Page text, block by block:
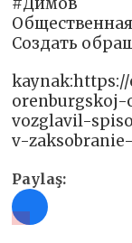
Создать
vozglavil-
v-
Paylaş: